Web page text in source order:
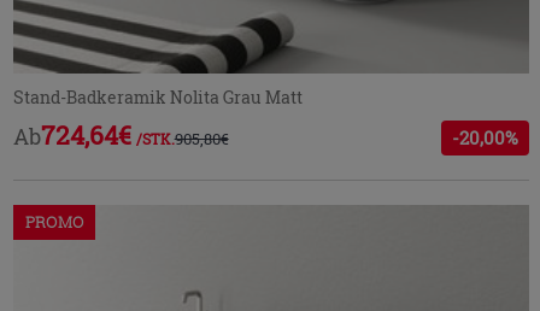
Stand-Badkeramik Nolita Grau Matt
Ab724,64€ /STK.905,80€ -20,00%
PROMO